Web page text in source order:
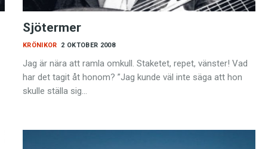
Sjötermer
2 OKTOBER 2008
KRÖNIKOR
Jag är nära att ramla omkull. Staketet, repet, vänster! Vad
har det tagit åt honom? ”Jag kunde väl inte säga att hon
skulle ställa sig…